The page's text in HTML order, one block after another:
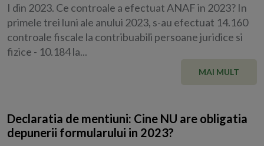
I din 2023. Ce controale a efectuat ANAF in 2023? In
primele trei luni ale anului 2023, s-au efectuat 14.160
controale fiscale la contribuabili persoane juridice si
fizice - 10.184 la...
MAI MULT
Declaratia de mentiuni: Cine NU are obligatia
depunerii formularului in 2023?